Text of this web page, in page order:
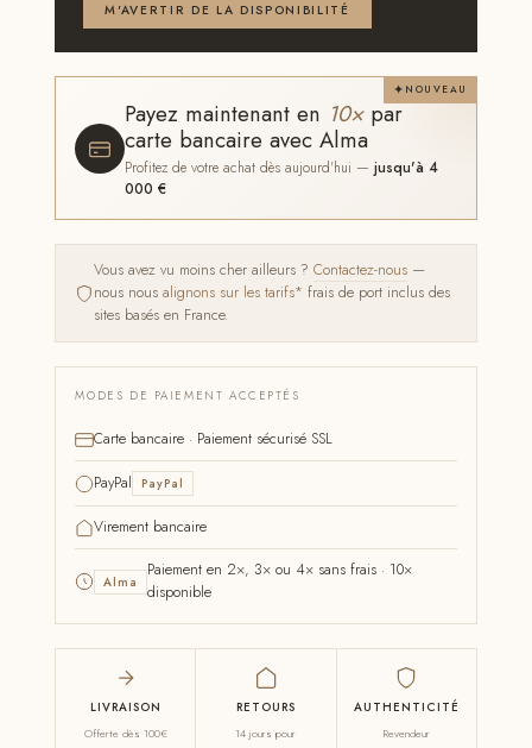
M'AVERTIR DE LA DISPONIBILITÉ
NOUVEAU
Payez maintenant en 10×par
carte bancaire avec Alma
Profitez de votre achat dès aujourd'hui —jusqu'à 4
000 €
Vous avez vu moins cher ailleurs ?Contactez-nous —
nous nousalignons sur les tarifs* frais de port inclus des
sites basés en France.
MODES DE PAIEMENT ACCEPTÉS
Carte bancaire · Paiement sécurisé SSL
PayPal PayPal
Virement bancaire
Alma
Paiement en 2×, 3× ou 4× sans frais · 10×
disponible
LIVRAISON
Offerte dès 100€
RETOURS
14 jours pour
AUTHENTICITÉ
Revendeur